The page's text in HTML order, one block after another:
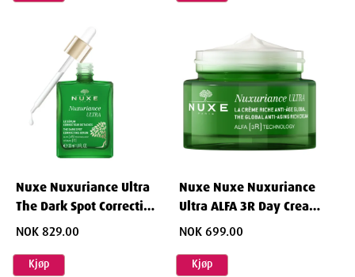
Nuxe Nuxuriance Ultra
The Dark Spot Correcting
Serum 30 ml
NOK 829.00
Kjøp
Nuxe Nuxe Nuxuriance
Ultra ALFA 3R Day Cream
50 ml
NOK 699.00
Kjøp